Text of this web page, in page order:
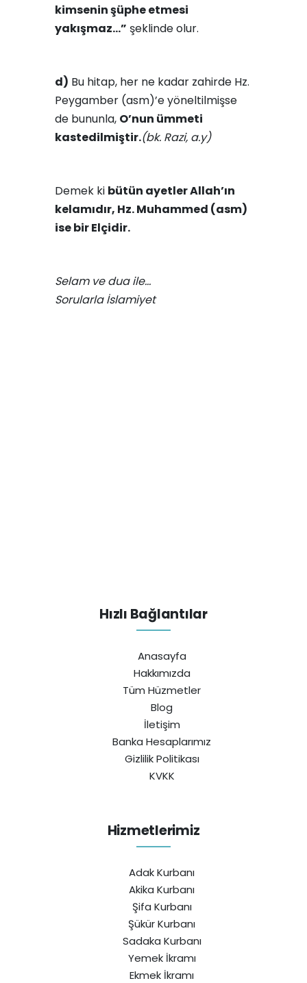
kimsenin şüphe etmesi
yakışmaz…” şeklinde olur.
d) Bu hitap, her ne kadar zahirde Hz.
Peygamber (asm)’e yöneltilmişse
de bununla, O’nun ümmeti
kastedilmiştir.(bk. Razi, a.y)
Demek ki bütün ayetler Allah’ın
kelamıdır, Hz. Muhammed (asm)
ise bir Elçidir.
Selam ve dua ile…
Sorularla İslamiyet
Hızlı Bağlantılar
Anasayfa
Hakkımızda
Tüm Hüzmetler
Blog
İletişim
Banka Hesaplarımız
Gizlilik Politikası
KVKK
Hizmetlerimiz
Adak Kurbanı
Akika Kurbanı
Şifa Kurbanı
Şükür Kurbanı
Sadaka Kurbanı
Yemek İkramı
Ekmek İkramı